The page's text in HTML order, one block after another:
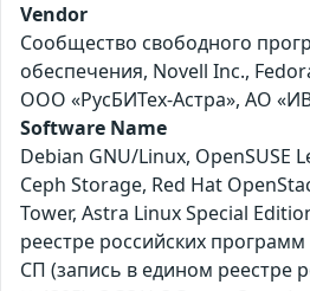
Vendor
Сообщество свободного
обеспечения, Novell Inc.,
ООО «РусБИТех-Астра», АО
Software Name
Debian GNU/Linux, OpenSUSE
Ceph Storage, Red Hat
Tower, Astra Linux Special
реестре российских
СП (запись в едином реестре